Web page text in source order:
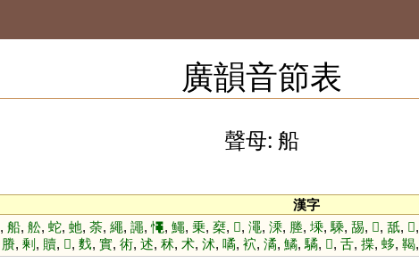
廣韻音節表
聲母: 船
漢字
, 船, 舩, 蛇, 虵, 荼, 繩, 譝,憴, 鱦, 乗, 椉, 𠅞, 澠, 溗, 塍, 塖, 騬, 舓, 𦧇, 舐, 𤜣,
賸, 剰 , 贖, 𩌮, 䴰, 實, 術, 述, 秫, 术, 沭, 噊, 袕, 潏, 鱊, 驈, 𧑐, 舌, 揲, 蛥, 鞨,